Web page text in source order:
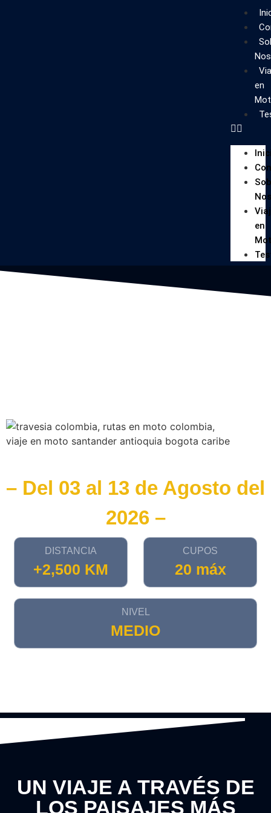
en
en
– Del 03 al 13 de Agosto del
2026 –
DISTANCIA
+2,500 KM
CUPOS
20 máx
NIVEL
MEDIO
UN VIAJE A TRAVÉS DE
LOS PAISAJES MÁS